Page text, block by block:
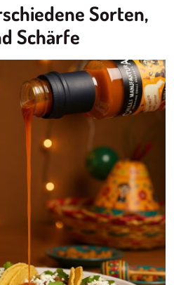
Sorten,
Schärfe